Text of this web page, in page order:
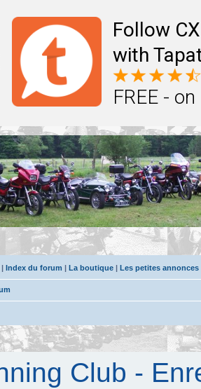
Follow
with
FREE -
| Index du forum | La boutique | Les petites
Club -